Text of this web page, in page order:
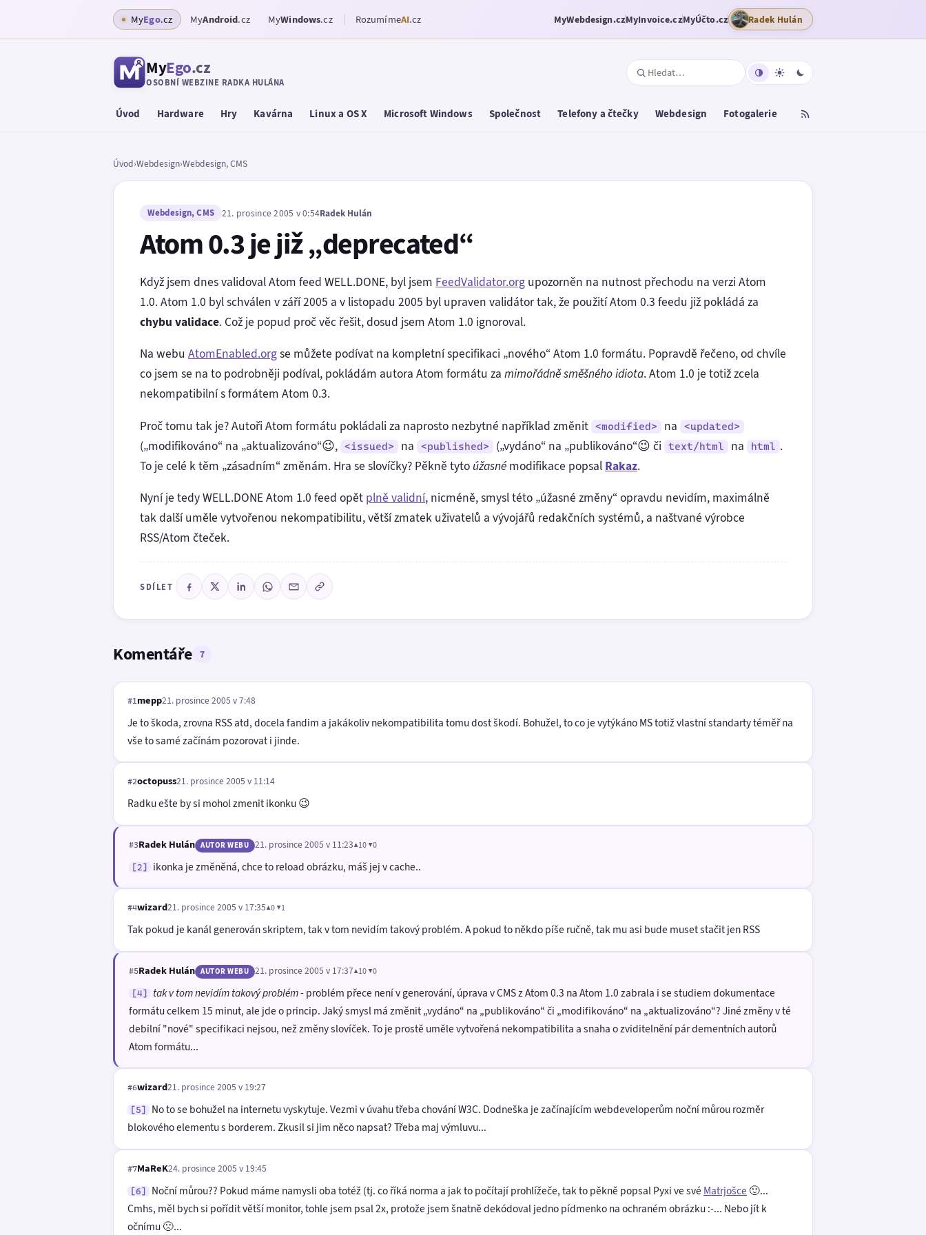
MyEgo.cz MyAndroid.cz MyWindows.cz RozumímeAI.cz MyWebdesign.czMyInvoice.czMyÚčto.cz Radek Hulán
MyEgo.cz
OSOBNÍ WEBZINE RADKA HULÁNA
Úvod Hardware Hry Kavárna Linux a OS X Microsoft Windows Společnost Telefony a čtečky Webdesign Fotogalerie
Úvod›Webdesign›Webdesign, CMS
Webdesign, CMS 21. prosince 2005 v 0:54Radek Hulán
Atom 0.3 je již „deprecated“
Když jsem dnes validoval Atom feed WELL.DONE, byl jsem FeedValidator.org upozorněn na nutnost přechodu na verzi Atom
1.0. Atom 1.0 byl schválen v září 2005 a v listopadu 2005 byl upraven validátor tak, že použití Atom 0.3 feedu již pokládá za
chybu validace. Což je popud proč věc řešit, dosud jsem Atom 1.0 ignoroval.
Na webu AtomEnabled.orgse můžete podívat na kompletní specifikaci „nového“ Atom 1.0 formátu. Popravdě řečeno, od chvíle
co jsem se na to podrobněji podíval, pokládám autora Atom formátu za mimořádně směšného idiota. Atom 1.0 je totiž zcela
nekompatibilní s formátem Atom 0.3.
Proč tomu tak je? Autoři Atom formátu pokládali za naprosto nezbytné například změnit <modified> na <updated>
(„modifikováno“ na „aktualizováno“😉, <issued> na <published> („vydáno“ na „publikováno“😉 či text/html na html .
To je celé k těm „zásadním“ změnám. Hra se slovíčky? Pěkně tyto úžasnémodifikace popsal Rakaz.
Nyní je tedy WELL.DONE Atom 1.0 feed opět plně validní, nicméně, smysl této „úžasné změny“ opravdu nevidím, maximálně
tak další uměle vytvořenou nekompatibilitu, větší zmatek uživatelů a vývojářů redakčních systémů, a naštvané výrobce
RSS/Atom čteček.
SDÍLET
Komentáře 7
#1mepp21. prosince 2005 v 7:48
Je to škoda, zrovna RSS atd, docela fandim a jakákoliv nekompatibilita tomu dost škodí. Bohužel, to co je vytýkáno MS totiž vlastní standarty téměř na
vše to samé začínám pozorovat i jinde.
#2octopuss21. prosince 2005 v 11:14
Radku ešte by si mohol zmenit ikonku 😉
#3Radek Hulán AUTOR WEBU 21. prosince 2005 v 11:23▲10 ▼0
[2] ikonka je změněná, chce to reload obrázku, máš jej v cache..
#4wizard21. prosince 2005 v 17:35▲0 ▼1
Tak pokud je kanál generován skriptem, tak v tom nevidím takový problém. A pokud to někdo píše ručně, tak mu asi bude muset stačit jen RSS
#5Radek Hulán AUTOR WEBU 21. prosince 2005 v 17:37▲10 ▼0
[4] tak v tom nevidím takový problém- problém přece není v generování, úprava v CMS z Atom 0.3 na Atom 1.0 zabrala i se studiem dokumentace
formátu celkem 15 minut, ale jde o princip. Jaký smysl má změnit „vydáno“ na „publikováno“ či „modifikováno“ na „aktualizováno“? Jiné změny v té
debilní "nové" specifikaci nejsou, než změny slovíček. To je prostě uměle vytvořená nekompatibilita a snaha o zviditelnění pár dementních autorů
Atom formátu...
#6wizard21. prosince 2005 v 19:27
[5]
No to se bohužel na internetu vyskytuje. Vezmi v úvahu třeba chování W3C. Dodneška je začínajícím webdeveloperům noční můrou rozměr
blokového elementu s borderem. Zkusil si jim něco napsat? Třeba maj výmluvu...
#7MaReK24. prosince 2005 v 19:45
[6] Noční můrou?? Pokud máme namysli oba totéž (tj. co říká norma a jak to počítají prohlížeče, tak to pěkně popsal Pyxi ve své Matrjošce 🙂...
Cmhs, měl bych si pořídit větší monitor, tohle jsem psal 2x, protože jsem šnatně dekódoval jedno pídmenko na ochraném obrázku :-... Nebo jít k
očnímu 🙁...